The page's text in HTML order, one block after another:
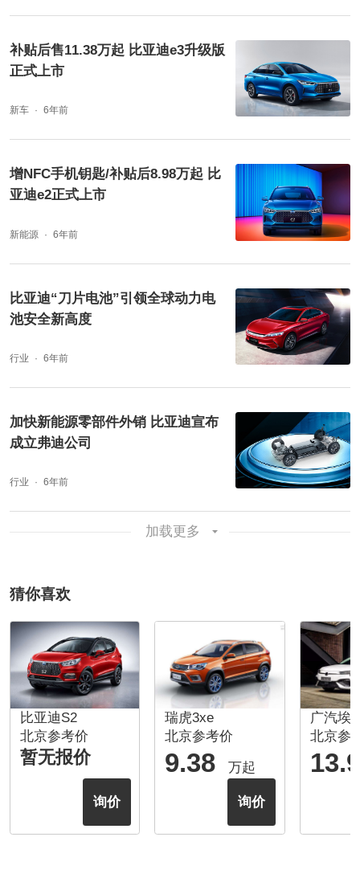
补贴后售11.38万起 比亚迪e3升级版
正式上市
新车 6年前
增NFC手机钥匙/补贴后8.98万起 比
亚迪e2正式上市
新能源 6年前
比亚迪“刀片电池”引领全球动力电
池安全新高度
行业 6年前
加快新能源零部件外销 比亚迪宣布
成立弗迪公司
行业 6年前
加载更多
猜你喜欢
比亚迪S2
北京参考价
暂无报价
询价
瑞虎3xe
北京参考价
9.38 万起
询价
广汽埃
北京参